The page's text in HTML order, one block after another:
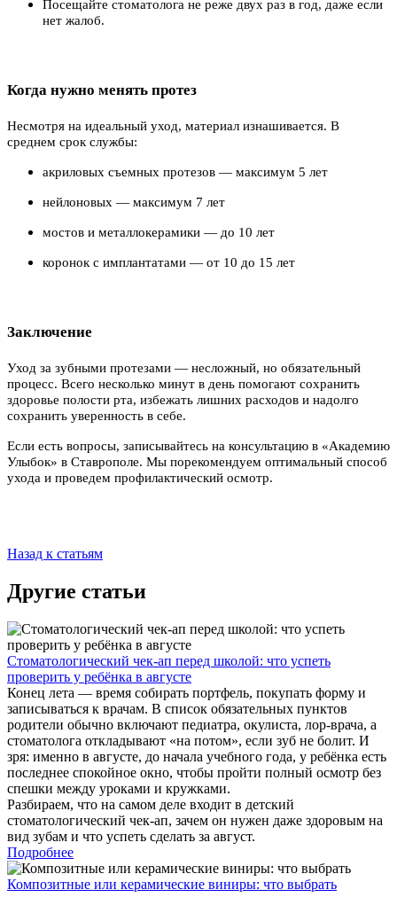
Посещайте стоматолога не реже двух раз в год, даже если
нет жалоб.
Когда нужно менять протез
Несмотря на идеальный уход, материал изнашивается. В
среднем срок службы:
акриловых съемных протезов — максимум 5 лет
нейлоновых — максимум 7 лет
мостов и металлокерамики — до 10 лет
коронок с имплантатами — от 10 до 15 лет
Заключение
Уход за зубными протезами — несложный, но обязательный
процесс. Всего несколько минут в день помогают сохранить
здоровье полости рта, избежать лишних расходов и надолго
сохранить уверенность в себе.
Если есть вопросы, записывайтесь на консультацию в «Академию
Улыбок» в Ставрополе. Мы порекомендуем оптимальный способ
ухода и проведем профилактический осмотр.
Назад к статьям
Другие статьи
Стоматологический чек-ап перед школой: что успеть
проверить у ребёнка в августе
Конец лета — время собирать портфель, покупать форму и
записываться к врачам. В список обязательных пунктов
родители обычно включают педиатра, окулиста, лор-врача, а
стоматолога откладывают «на потом», если зуб не болит. И
зря: именно в августе, до начала учебного года, у ребёнка есть
последнее спокойное окно, чтобы пройти полный осмотр без
спешки между уроками и кружками.
Разбираем, что на самом деле входит в детский
стоматологический чек-ап, зачем он нужен даже здоровым на
вид зубам и что успеть сделать за август.
Подробнее
Композитные или керамические виниры: что выбрать